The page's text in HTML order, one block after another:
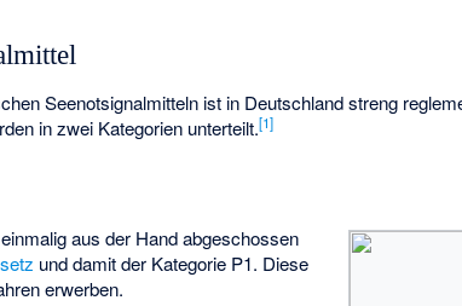
Seenotsignalmitteln ist in Deutschland streng
in zwei Kategorien unterteilt.[1]
aus der Hand abgeschossen
und damit der Kategorie P1. Diese
erwerben.